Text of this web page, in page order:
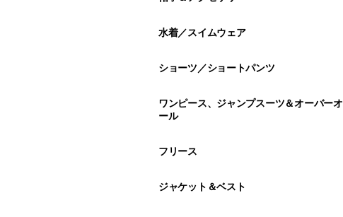
水着／スイムウェア
ショーツ／ショートパンツ
ワンピース、ジャンプスーツ＆オーバーオ
ール
フリース
ジャケット＆ベスト